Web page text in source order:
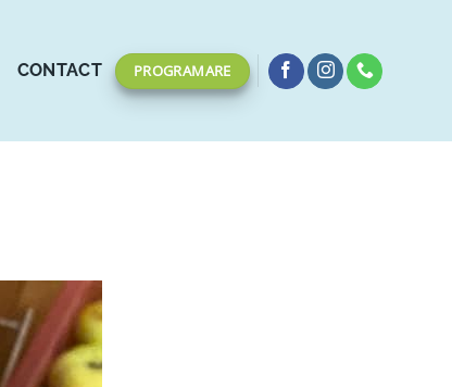
CONTACT PROGRAMARE